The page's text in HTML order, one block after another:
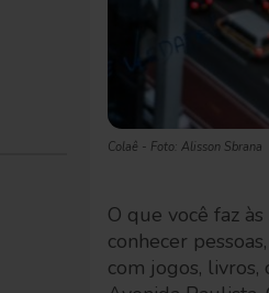
Colaê - Foto: Alisson Sbrana
O que você faz
conhecer
com jogos,